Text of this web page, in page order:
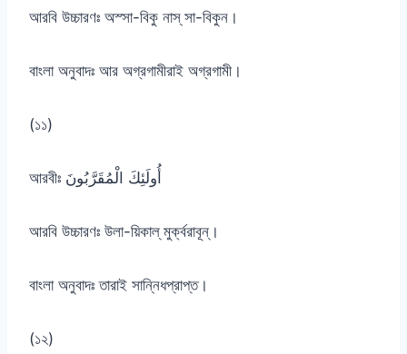
আরবি উচ্চারণঃ অস্সা-বিকু নাস্ সা-বিকুন।
বাংলা অনুবাদঃ আর অগ্রগামীরাই অগ্রগামী।
(১১)
আরবীঃ أُولَئِكَ الْمُقَرَّبُونَ
আরবি উচ্চারণঃ উলা-য়িকাল্ মুর্ক্বরাবূন্।
বাংলা অনুবাদঃ তারাই সান্নিধপ্রাপ্ত।
(১২)